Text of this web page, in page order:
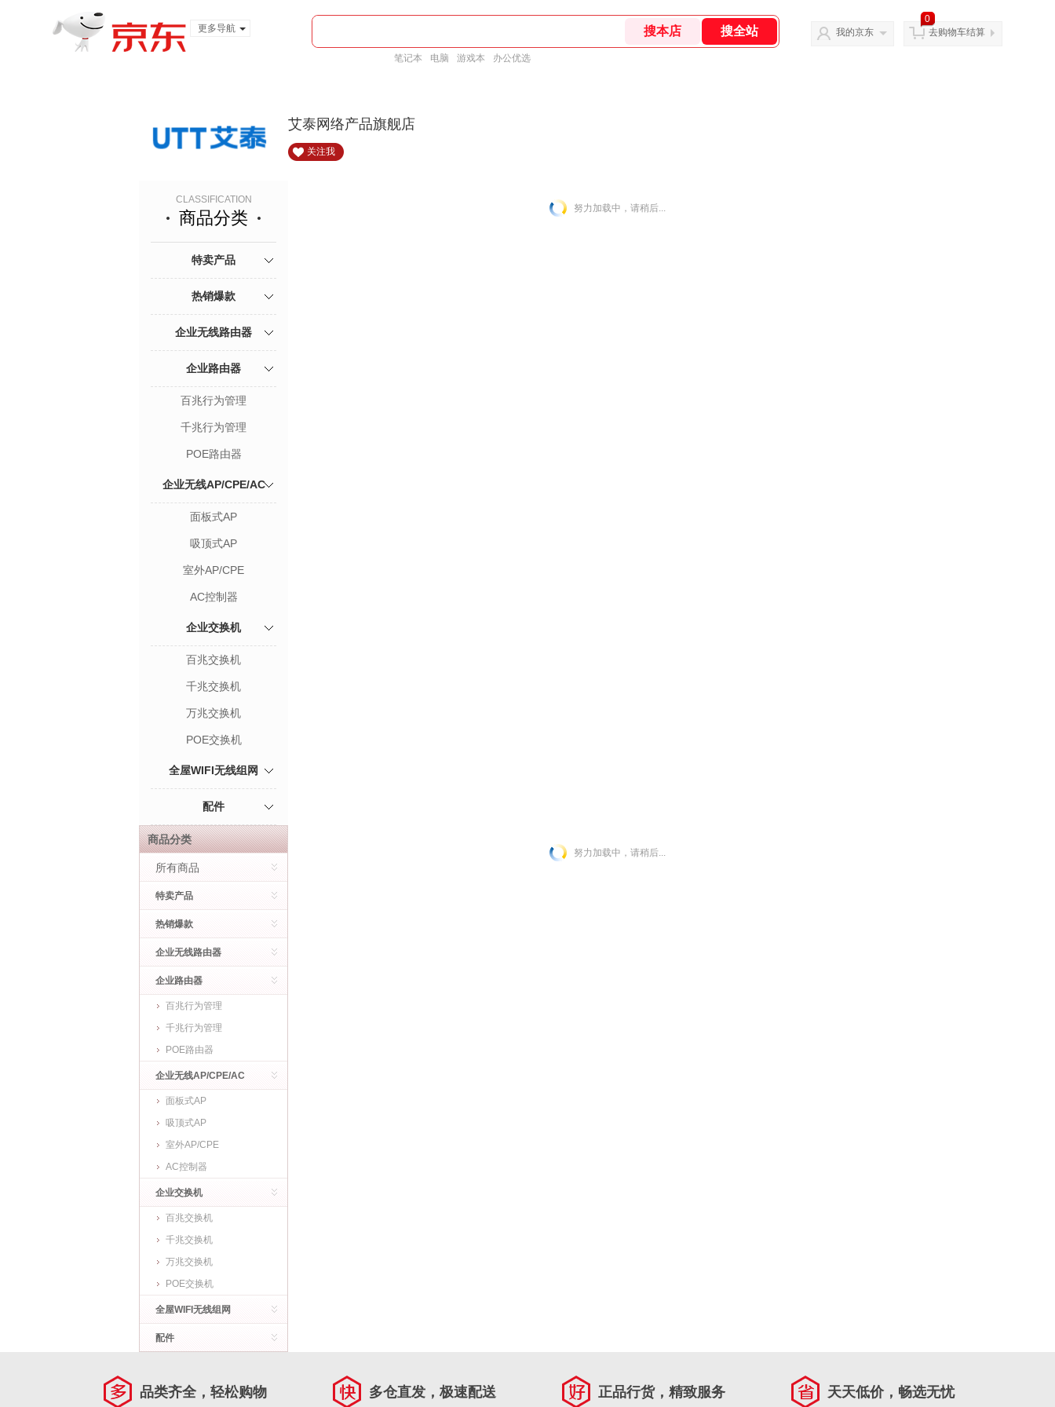
更多导航
笔记本 电脑 游戏本 办公优选
我的京东
0
去购物车结算
艾泰网络产品旗舰店
关注我
CLASSIFICATION
商品分类
特卖产品
热销爆款
企业无线路由器
企业路由器
百兆行为管理
千兆行为管理
POE路由器
企业无线AP/CPE/AC
面板式AP
吸顶式AP
室外AP/CPE
AC控制器
企业交换机
百兆交换机
千兆交换机
万兆交换机
POE交换机
全屋WIFI无线组网
配件
努力加载中，请稍后...
商品分类
所有商品
特卖产品
热销爆款
企业无线路由器
企业路由器
百兆行为管理
千兆行为管理
POE路由器
企业无线AP/CPE/AC
面板式AP
吸顶式AP
室外AP/CPE
AC控制器
企业交换机
百兆交换机
千兆交换机
万兆交换机
POE交换机
全屋WIFI无线组网
配件
努力加载中，请稍后...
品类齐全，轻松购物 多仓直发，极速配送 正品行货，精致服务 天天低价，畅选无忧